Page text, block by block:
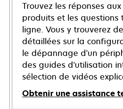
Trouvez les réponses
produits et les questions
ligne. Vous y trouverez
détaillées sur la
le dépannage d'un
des guides d'utilisation
sélection de vidéos
Obtenir une assistance